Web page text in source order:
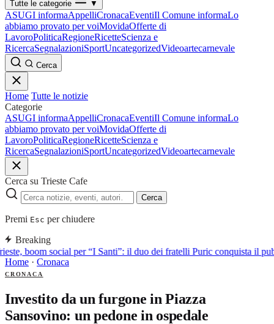
Tutte le categorie ▼
ASUGI informaAppelliCronacaEventiIl Comune informaLo
abbiamo provato per voiMovidaOfferte di
LavoroPoliticaRegioneRicetteScienza e
RicercaSegnalazioniSportUncategorizedVideoartecarnevale
Cerca
Home Tutte le notizie
Categorie
ASUGI informaAppelliCronacaEventiIl Comune informaLo
abbiamo provato per voiMovidaOfferte di
LavoroPoliticaRegioneRicetteScienza e
RicercaSegnalazioniSportUncategorizedVideoartecarnevale
Cerca su Trieste Cafe
Cerca
Premi Esc per chiudere
Breaking
boom social per “I Santi”: il duo dei fratelli Puric conquista il
Home · Cronaca
CRONACA
Investito da un furgone in Piazza
Sansovino: un pedone in ospedale